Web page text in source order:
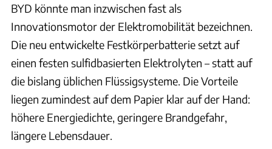
BYD könnte man inzwischen fast als
Innovationsmotor der Elektromobilität bezeichnen.
Die neu entwickelte Festkörperbatterie setzt auf
einen festen sulfidbasierten Elektrolyten – statt auf
die bislang üblichen Flüssigsysteme. Die Vorteile
liegen zumindest auf dem Papier klar auf der Hand:
höhere Energiedichte, geringere Brandgefahr,
längere Lebensdauer.